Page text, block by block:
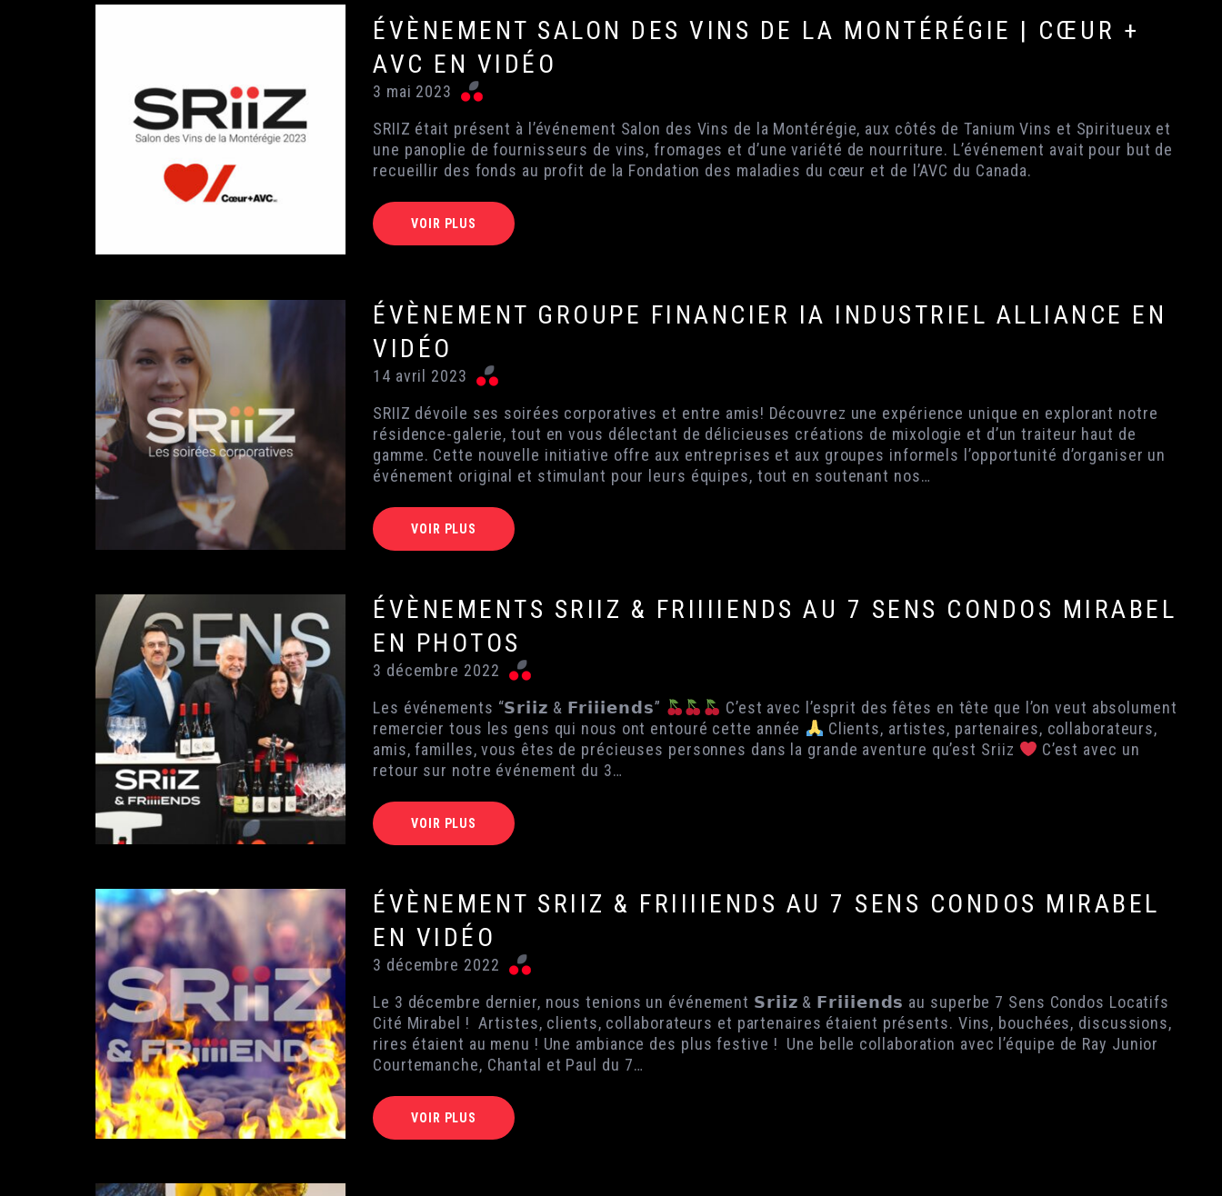
ÉVÈNEMENT SALON DES VINS DE LA MONTÉRÉGIE | CŒUR +
AVC EN VIDÉO
3 mai 2023
SRIIZ était présent à l’événement Salon des Vins de la Montérégie, aux côtés de Tanium Vins et Spiritueux et
une panoplie de fournisseurs de vins, fromages et d’une variété de nourriture. L’événement avait pour but de
recueillir des fonds au profit de la Fondation des maladies du cœur et de l’AVC du Canada.
VOIR PLUS
ÉVÈNEMENT GROUPE FINANCIER IA INDUSTRIEL ALLIANCE EN
VIDÉO
14 avril 2023
SRIIZ dévoile ses soirées corporatives et entre amis! Découvrez une expérience unique en explorant notre
résidence-galerie, tout en vous délectant de délicieuses créations de mixologie et d’un traiteur haut de
gamme. Cette nouvelle initiative offre aux entreprises et aux groupes informels l’opportunité d’organiser un
événement original et stimulant pour leurs équipes, tout en soutenant nos…
VOIR PLUS
ÉVÈNEMENTS SRIIZ & FRIIIIENDS AU 7 SENS CONDOS MIRABEL
EN PHOTOS
3 décembre 2022
Les événements “𝗦𝗿𝗶𝗶𝘇 & 𝗙𝗿𝗶𝗶𝗶𝗲𝗻𝗱𝘀”
C’est avec l’esprit des fêtes en tête que l’on veut absolument
remercier tous les gens qui nous ont entouré cette année
Clients, artistes, partenaires, collaborateurs,
amis, familles, vous êtes de précieuses personnes dans la grande aventure qu’est Sriiz
C’est avec un
retour sur notre événement du 3…
VOIR PLUS
ÉVÈNEMENT SRIIZ & FRIIIIENDS AU 7 SENS CONDOS MIRABEL
EN VIDÉO
3 décembre 2022
Le 3 décembre dernier, nous tenions un événement 𝗦𝗿𝗶𝗶𝘇 & 𝗙𝗿𝗶𝗶𝗶𝗲𝗻𝗱𝘀 au superbe 7 Sens Condos Locatifs
Cité Mirabel ! Artistes, clients, collaborateurs et partenaires étaient présents. Vins, bouchées, discussions,
rires étaient au menu ! Une ambiance des plus festive ! Une belle collaboration avec l’équipe de Ray Junior
Courtemanche, Chantal et Paul du 7…
VOIR PLUS